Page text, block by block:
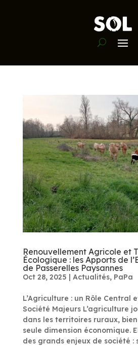
Renouvellement Agricole et
Écologique : les Apports de
de Passerelles Paysannes
Oct 28, 2025 | Actualités, PaPa
L’Agriculture : un Rôle Central
Société Majeurs L’agriculture
dans les territoires ruraux,
seule dimension économique.
des grands enjeux de société :